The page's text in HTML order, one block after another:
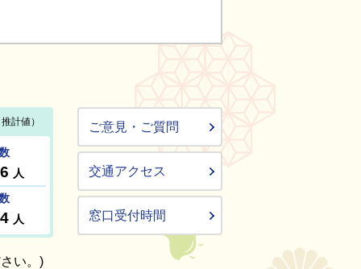
い。)
ご意見・ご質問
交通アクセス
窓口受付時間